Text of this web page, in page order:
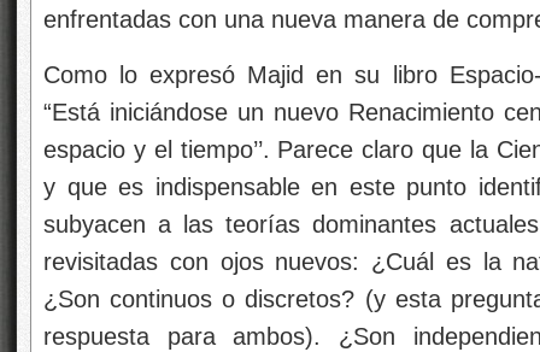
enfrentadas con una nueva manera de
Como lo expresó Majid en su libro
“Está iniciándose un nuevo Renacimiento
espacio y el tiempo’’. Parece claro que la
y que es indispensable en este punto
subyacen a las teorías dominantes
revisitadas con ojos nuevos: ¿Cuál es la
¿Son continuos o discretos? (y esta
respuesta para ambos). ¿Son